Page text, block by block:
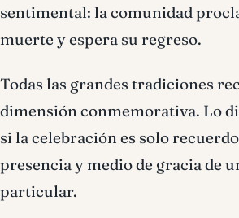
sentimental: la comunidad
muerte y espera su regreso.
Todas las grandes tradiciones
dimensión conmemorativa. Lo
si la celebración es solo
presencia y medio de gracia de
particular.